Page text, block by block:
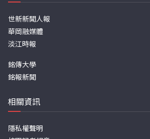
世新新聞人報
華岡融媒體
淡江時報
銘傳大學
銘報新聞
相關資訊
隱私權聲明